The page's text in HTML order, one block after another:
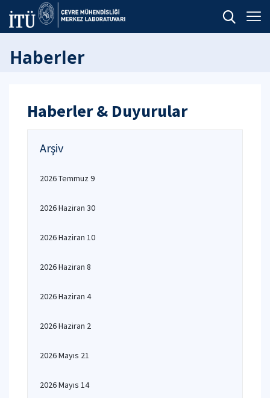
Haberler
Haberler & Duyurular
Arşiv
2026 Temmuz 9
2026 Haziran 30
2026 Haziran 10
2026 Haziran 8
2026 Haziran 4
2026 Haziran 2
2026 Mayıs 21
2026 Mayıs 14